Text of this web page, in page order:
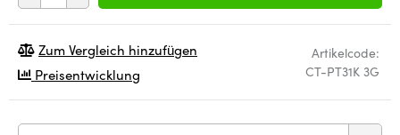
Artikelcode:
CT-PT31K 3G
Zum Vergleich hinzufügen
Preisentwicklung